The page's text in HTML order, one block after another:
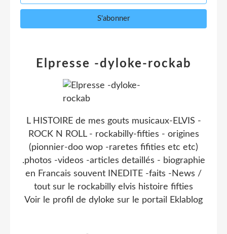
Elpresse -dyloke-rockab
L HISTOIRE de mes gouts musicaux-ELVIS -
ROCK N ROLL - rockabilly-fifties - origines
(pionnier-doo wop -raretes fifities etc etc)
.photos -videos -articles detaillés - biographie
en Francais souvent INEDITE -faits -News /
tout sur le rockabilly elvis histoire fifties
Voir le profil de dyloke sur le portail Eklablog